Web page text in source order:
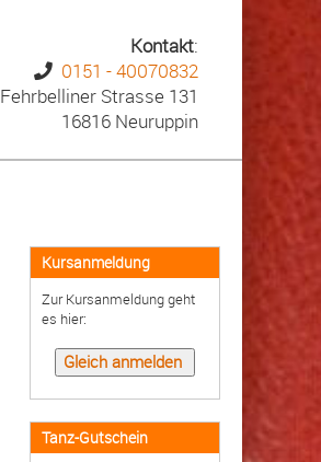
Kontakt:
0151 - 40070832
Fehrbelliner Strasse 131
16816 Neuruppin
Kursanmeldung
Zur Kursanmeldung geht
es hier:
Tanz-Gutschein